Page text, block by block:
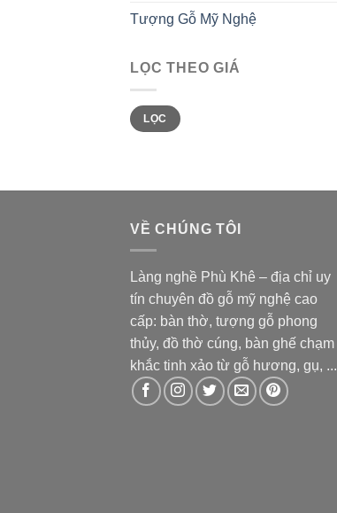
Tượng Gỗ Mỹ Nghệ
LỌC THEO GIÁ
Giá
tối
thiểu
Giá
tối
đa
LỌC
VỀ CHÚNG TÔI
Làng nghề Phù Khê – địa chỉ uy
tín chuyên đồ gỗ mỹ nghệ cao
cấp: bàn thờ, tượng gỗ phong
thủy, đồ thờ cúng, bàn ghế chạm
khắc tinh xảo từ gỗ hương, gụ, ...